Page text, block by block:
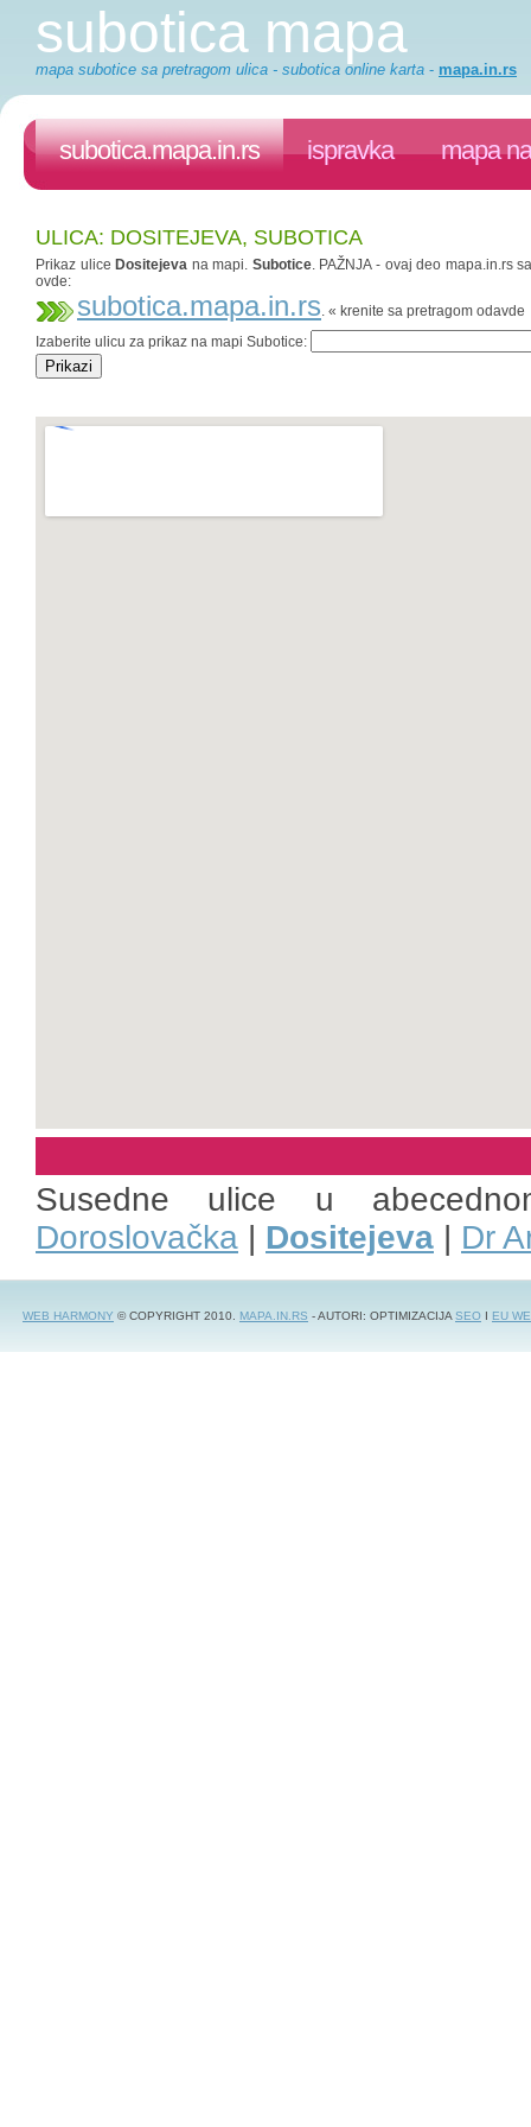
subotica mapa
mapa subotice sa pretragom ulica - subotica online karta - mapa.in.rs
subotica.mapa.in.rs ispravka mapa
ULICA: DOSITEJEVA, SUBOTICA
Prikaz ulice Dositejeva na mapi. Subotice. PAŽNJA - ovaj deo mapa.in.rs
ovde:
subotica.mapa.in.rs. « krenite sa pretragom odavde
Izaberite ulicu za prikaz na mapi Subotice:
Susedne ulice u
Doroslovačka | Dositejeva | Dr
WEB HARMONY © COPYRIGHT 2010. MAPA.IN.RS - AUTORI: OPTIMIZACIJASEO I EU